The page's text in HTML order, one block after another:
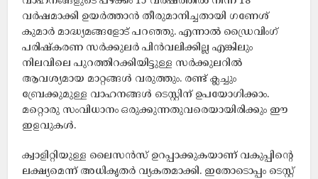
വർഷമാക്കി ഉയർത്താൻ തീരുമാനിച്ചതായി ഗണേശ്
കുമാർ മാദ്ധ്യമങ്ങളോട് പറഞ്ഞു. എന്നാൽ ഡ്രൈവിംഗ്
പരിഷ്കരണ സർക്കുലർ പിൻവലിക്കില്ല എങ്കിലും
നിലവിലെ പുറത്തിറക്കിയിട്ടുള്ള സർക്കുലറിൽ
ആവശ്യമായ മാറ്റങ്ങൾ വരുത്തും. രണ്ട് ക്ലച്ചും
ബ്രേക്കുമുള്ള വാഹനങ്ങൾ ടെസ്റ്റിന് ഉപയോഗിക്കാം.
മറ്റൊരു സംവിധാനം ഒരുക്കുന്നതുവരെയായിരിക്കും ഈ
ഇളവുകൾ.
ക്വാളിറ്റിയുള്ള ലൈസൻസ് ഉറപ്പാക്കുകയാണ് വകുപ്പിന്റെ
ലക്ഷ്യമെന്ന് അധികൃതർ വ്യകതമാക്കി. ഇതോടൊപ്പം ടെസ്റ്റ്